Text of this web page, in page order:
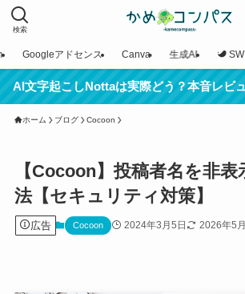
検索
Googleアドセンス Canva 生成AI
AI文字起こしNottaは実際どう？本音レビ
ホーム ブログ Cocoon
【Cocoon】投稿者名を非
法【セキュリティ対策】
広告 Cocoon 2024年3月5日 2026年5